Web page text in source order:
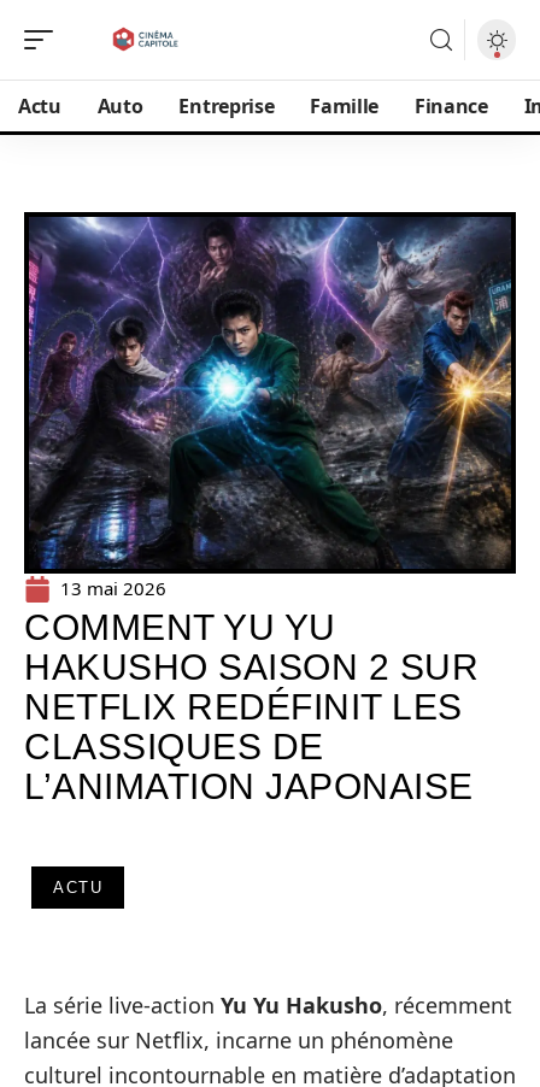
Actu Auto Entreprise Famille Finance
13 mai 2026
COMMENT YU YU
HAKUSHO SAISON 2 SUR
NETFLIX REDÉFINIT LES
CLASSIQUES DE
L’ANIMATION JAPONAISE
ACTU
La série live-action Yu Yu Hakusho, récemment
lancée sur Netflix, incarne un phénomène
culturel incontournable en matière d’adaptation